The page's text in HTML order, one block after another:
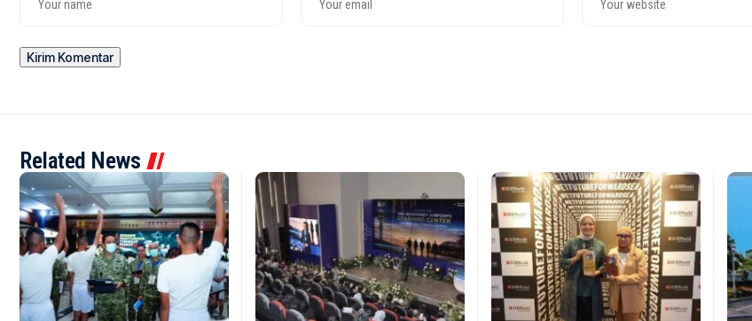
Related News